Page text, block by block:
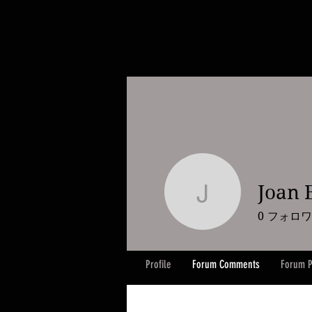
JoanJoan
0 フォロ
Profile Forum Comments Forum